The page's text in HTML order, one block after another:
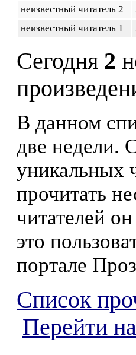
неизвестный читатель 2
неизвестный читатель 1
Сегодня 2
В данном
две недели.
уникальных
прочитать
читателей
это
портале
Список
Перейти